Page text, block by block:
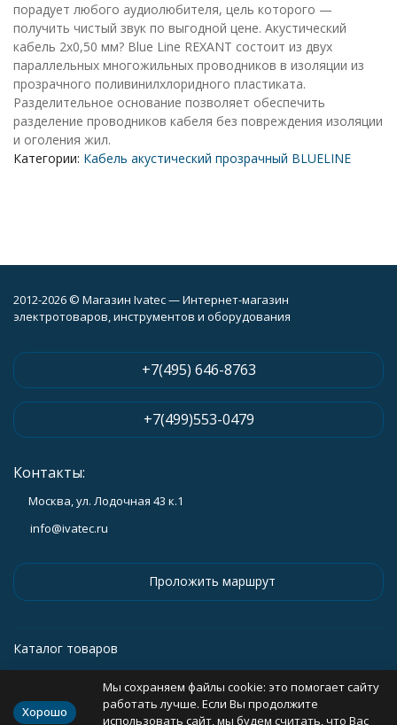
порадует любого аудиолюбителя, цель которого —
получить чистый звук по выгодной цене. Акустический
кабель 2х0,50 мм? Blue Line REXANT состоит из двух
параллельных многожильных проводников в изоляции из
прозрачного поливинилхлоридного пластиката.
Разделительное основание позволяет обеспечить
разделение проводников кабеля без повреждения изоляции
и оголения жил.
Категории: Кабель акустический прозрачный BLUELINE
2012-2026 © Магазин Ivatec — Интернет-магазин
электротоваров, инструментов и оборудования
+7(495) 646-8763
+7(499)553-0479
Контакты:
Москва, ул. Лодочная 43 к.1
info@ivatec.ru
Проложить маршрут
Каталог товаров
Хорошо
Мы сохраняем файлы cookie: это помогает сайту
работать лучше. Если Вы продолжите
использовать сайт, мы будем считать, что Вас